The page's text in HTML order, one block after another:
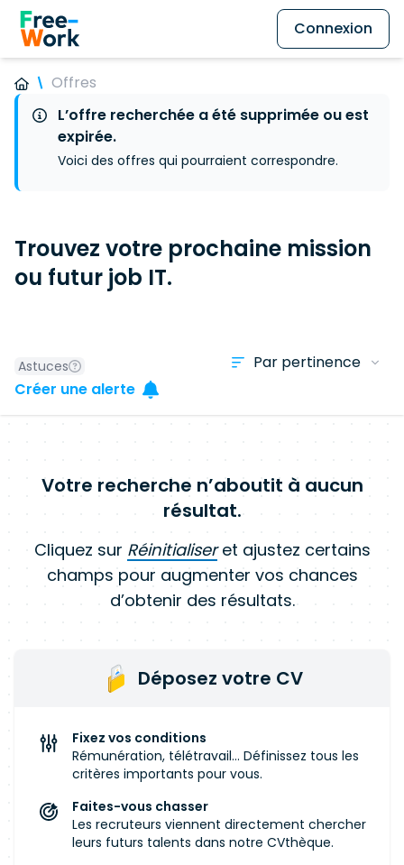
Connexion
Offres
L’offre recherchée a été supprimée ou est
expirée.
Voici des offres qui pourraient correspondre.
Trouvez votre prochaine mission
ou futur job IT.
Astuces
Créer une alerte
Votre recherche n’aboutit à aucun
résultat.
Cliquez sur Réinitialiseret ajustez certains
champs pour augmenter vos chances
d’obtenir des résultats.
Déposez votre CV
Fixez vos conditions
Rémunération, télétravail... Définissez tous les
critères importants pour vous.
Faites-vous chasser
Les recruteurs viennent directement chercher
leurs futurs talents dans notre CVthèque.